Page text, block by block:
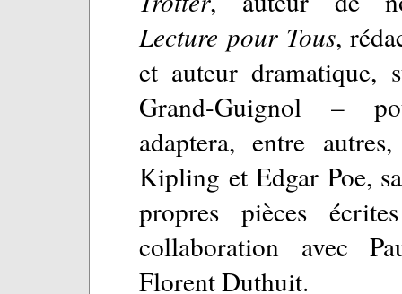
Lecture pour Tous,
et auteur dramatique,
Grand-Guignol –
adaptera, entre
Kipling et Edgar Poe,
propres pièces
collaboration avec
Florent Duthuit.